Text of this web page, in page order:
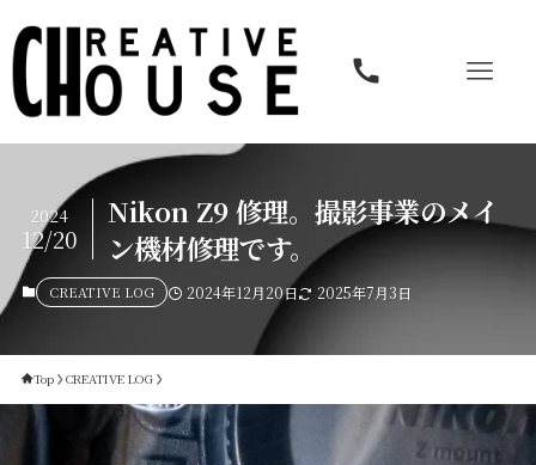
Nikon Z9 修理。撮影事業のメイ
ン機材修理です。
2024
12/20
CREATIVE LOG 2024年12月20日 2025年7月3日
Top CREATIVE LOG